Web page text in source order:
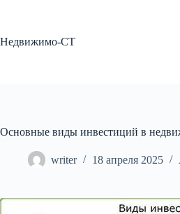
Недвижимо-СТ
Основные виды инвестиций в
writer 18 апреля 2025